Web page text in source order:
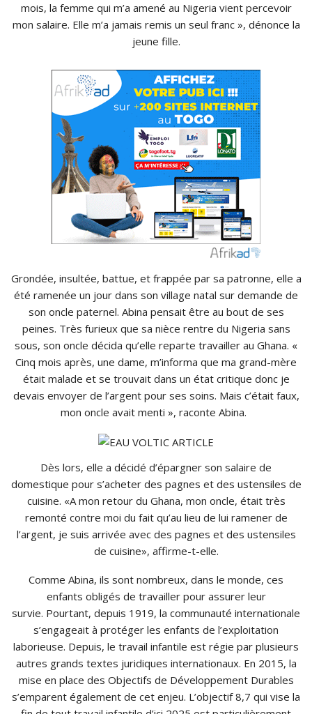
mois, la femme qui m’a amené au Nigeria vient percevoir
mon salaire. Elle m’a jamais remis un seul franc », dénonce la
jeune fille.
Grondée, insultée, battue, et frappée par sa patronne, elle a
été ramenée un jour dans son village natal sur demande de
son oncle paternel. Abina pensait être au bout de ses
peines. Très furieux que sa nièce rentre du Nigeria sans
sous, son oncle décida qu’elle reparte travailler au Ghana. «
Cinq mois après, une dame, m’informa que ma grand-mère
était malade et se trouvait dans un état critique donc je
devais envoyer de l’argent pour ses soins. Mais c’était faux,
mon oncle avait menti », raconte Abina.
Dès lors, elle a décidé d’épargner son salaire de
domestique pour s’acheter des pagnes et des ustensiles de
cuisine. «A mon retour du Ghana, mon oncle, était très
remonté contre moi du fait qu’au lieu de lui ramener de
l’argent, je suis arrivée avec des pagnes et des ustensiles
de cuisine», affirme-t-elle.
Comme Abina, ils sont nombreux, dans le monde, ces
enfants obligés de travailler pour assurer leur
survie. Pourtant, depuis 1919, la communauté internationale
s’engageait à protéger les enfants de l’exploitation
laborieuse. Depuis, le travail infantile est régie par plusieurs
autres grands textes juridiques internationaux. En 2015, la
mise en place des Objectifs de Développement Durables
s’emparent également de cet enjeu. L’objectif 8,7 qui vise la